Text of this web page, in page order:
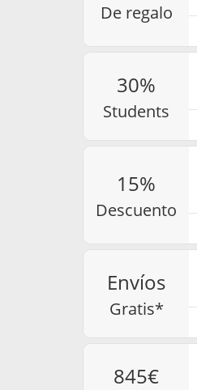
de regalo
30%
students
15%
descuento
envíos
gratis*
845€